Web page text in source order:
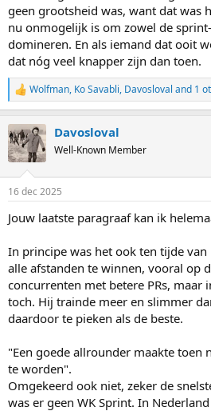
geen grootsheid was, want dat was
nu onmogelijk is om zowel de
domineren. En als iemand dat ooit
dat nóg veel knapper zijn dan toen.
R
e
c
t
i
s
Wolfman, Ko Savabli, Davosloval and 1
Davosloval
Well-Known Member
16 dec 2025
Jouw laatste paragraaf kan ik
In principe was het ook ten tijde
alle afstanden te winnen, vooral op
concurrenten met betere PRs,
toch. Hij trainde meer en slimmer
daardoor te pieken als de beste.
"Een goede allrounder maakte toen
te worden".
Omgekeerd ook niet, zeker de
was er geen WK Sprint. In